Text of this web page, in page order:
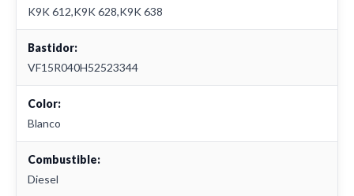
K9K 612,K9K 628,K9K 638
Bastidor:
VF15R040H52523344
Color:
Blanco
Combustible:
Diesel